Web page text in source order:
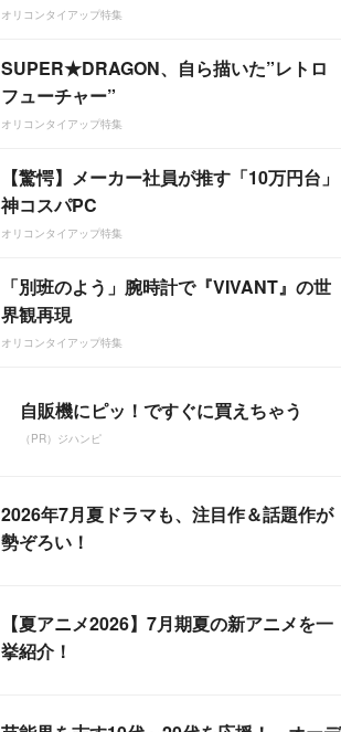
オリコンタイアップ特集
SUPER★DRAGON、自ら描いた”レトロ
フューチャー”
オリコンタイアップ特集
【驚愕】メーカー社員が推す「10万円台」
神コスパPC
オリコンタイアップ特集
「別班のよう」腕時計で『VIVANT』の世
界観再現
オリコンタイアップ特集
自販機にピッ！ですぐに買えちゃう
（PR）ジハンピ
2026年7月夏ドラマも、注目作＆話題作が
勢ぞろい！
【夏アニメ2026】7月期夏の新アニメを一
挙紹介！